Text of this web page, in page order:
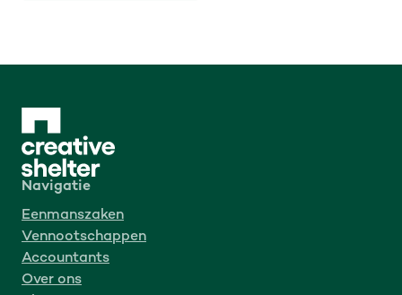
Navigatie
Eenmanszaken
Vennootschappen
Accountants
Over ons